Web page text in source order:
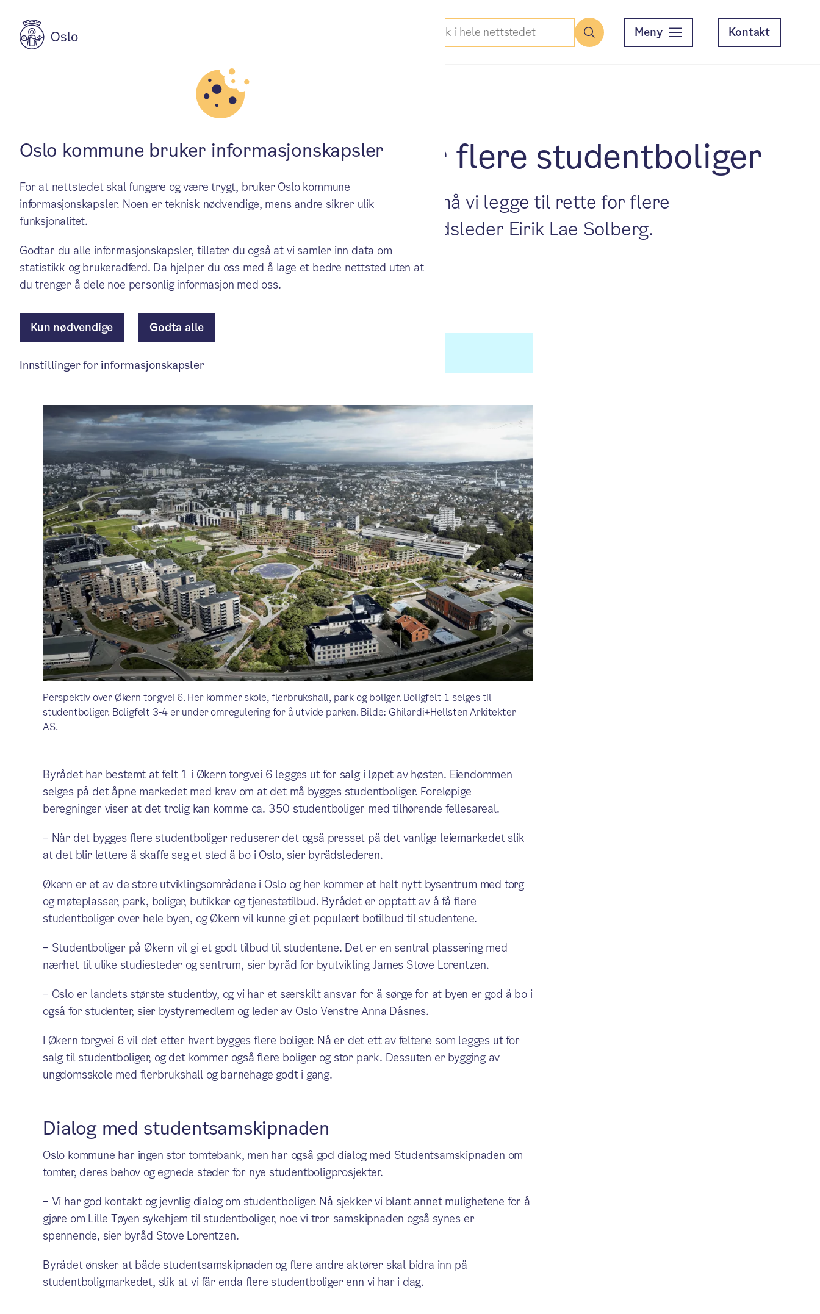
Meny Kontakt
Byrådet legger til rette for flere studentboliger
– Skal Oslo være en attraktiv og god studentby må vi legge til rette for flere
studentboliger, og det gjør byrådet nå, sier byrådsleder Eirik Lae Solberg.
Pressemelding/ Publisert: 21.05.2025
Av Byrådslederens kontor — Byrådsavdeling for byutvikling
Perspektiv over Økern torgvei 6. Her kommer skole, flerbrukshall, park og boliger. Boligfelt 1 selges til
studentboliger. Boligfelt 3-4 er under omregulering for å utvide parken. Bilde: Ghilardi+Hellsten Arkitekter
AS.
Byrådet har bestemt at felt 1 i Økern torgvei 6 legges ut for salg i løpet av høsten. Eiendommen
selges på det åpne markedet med krav om at det må bygges studentboliger. Foreløpige
beregninger viser at det trolig kan komme ca. 350 studentboliger med tilhørende fellesareal.
– Når det bygges flere studentboliger reduserer det også presset på det vanlige leiemarkedet slik
at det blir lettere å skaffe seg et sted å bo i Oslo, sier byrådslederen.
Økern er et av de store utviklingsområdene i Oslo og her kommer et helt nytt bysentrum med torg
og møteplasser, park, boliger, butikker og tjenestetilbud. Byrådet er opptatt av å få flere
studentboliger over hele byen, og Økern vil kunne gi et populært botilbud til studentene.
– Studentboliger på Økern vil gi et godt tilbud til studentene. Det er en sentral plassering med
nærhet til ulike studiesteder og sentrum, sier byråd for byutvikling James Stove Lorentzen.
– Oslo er landets største studentby, og vi har et særskilt ansvar for å sørge for at byen er god å bo i
også for studenter, sier bystyremedlem og leder av Oslo Venstre Anna Dåsnes.
I Økern torgvei 6 vil det etter hvert bygges flere boliger. Nå er det ett av feltene som legges ut for
salg til studentboliger, og det kommer også flere boliger og stor park. Dessuten er bygging av
ungdomsskole med flerbrukshall og barnehage godt i gang.
Dialog med studentsamskipnaden
Oslo kommune har ingen stor tomtebank, men har også god dialog med Studentsamskipnaden om
tomter, deres behov og egnede steder for nye studentboligprosjekter.
– Vi har god kontakt og jevnlig dialog om studentboliger. Nå sjekker vi blant annet mulighetene for å
gjøre om Lille Tøyen sykehjem til studentboliger, noe vi tror samskipnaden også synes er
spennende, sier byråd Stove Lorentzen.
Byrådet ønsker at både studentsamskipnaden og flere andre aktører skal bidra inn på
studentboligmarkedet, slik at vi får enda flere studentboliger enn vi har i dag.
Oslo kommune bruker informasjonskapsler
For at nettstedet skal fungere og være trygt, bruker Oslo kommune
informasjonskapsler. Noen er teknisk nødvendige, mens andre sikrer ulik
funksjonalitet.
Godtar du alle informasjonskapsler, tillater du også at vi samler inn data om
statistikk og brukeradferd. Da hjelper du oss med å lage et bedre nettsted uten at
du trenger å dele noe personlig informasjon med oss.
Kun nødvendige Godta alle
Innstillinger for informasjonskapsler